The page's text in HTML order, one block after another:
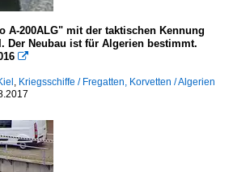
A-200ALG" mit der taktischen Kennung
Der Neubau ist für Algerien bestimmt.

, Kriegsschiffe / Fregatten, Korvetten / Algerien